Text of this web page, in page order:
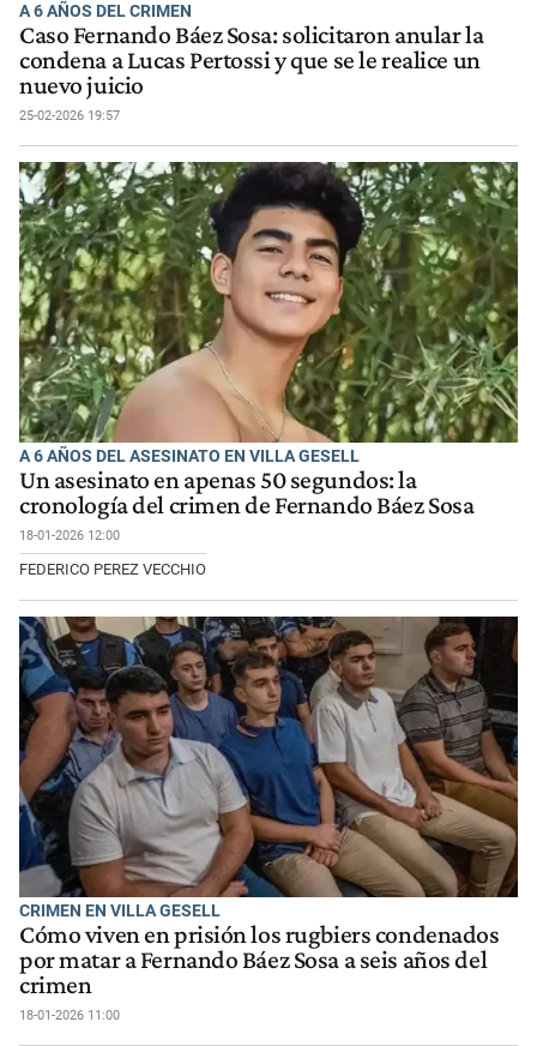
A 6 AÑOS DEL CRIMEN
Caso Fernando Báez Sosa: solicitaron anular la
condena a Lucas Pertossi y que se le realice un
nuevo juicio
25-02-2026 19:57
A 6 AÑOS DEL ASESINATO EN VILLA GESELL
Un asesinato en apenas 50 segundos: la
cronología del crimen de Fernando Báez Sosa
18-01-2026 12:00
FEDERICO PEREZ VECCHIO
CRIMEN EN VILLA GESELL
Cómo viven en prisión los rugbiers condenados
por matar a Fernando Báez Sosa a seis años del
crimen
18-01-2026 11:00